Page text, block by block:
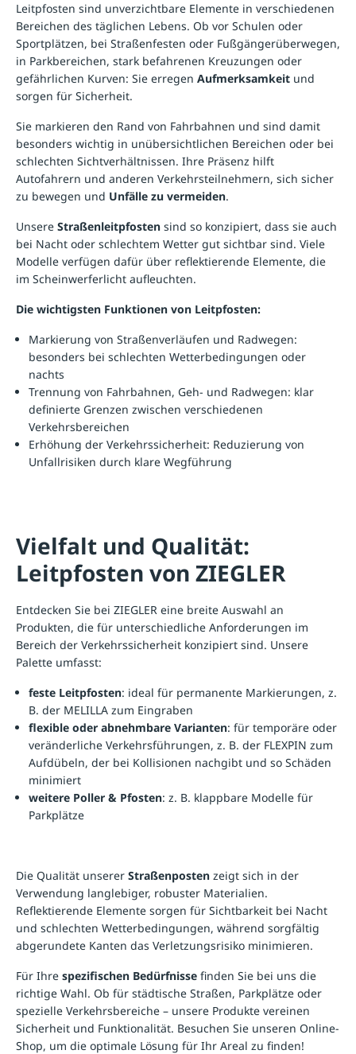
Leitpfosten sind unverzichtbare Elemente in verschiedenen
Bereichen des täglichen Lebens. Ob vor Schulen oder
Sportplätzen, bei Straßenfesten oder Fußgängerüberwegen,
in Parkbereichen, stark befahrenen Kreuzungen oder
gefährlichen Kurven: Sie erregen Aufmerksamkeit und
sorgen für Sicherheit.
Sie markieren den Rand von Fahrbahnen und sind damit
besonders wichtig in unübersichtlichen Bereichen oder bei
schlechten Sichtverhältnissen. Ihre Präsenz hilft
Autofahrern und anderen Verkehrsteilnehmern, sich sicher
zu bewegen und Unfälle zu vermeiden.
Unsere Straßenleitpfosten sind so konzipiert, dass sie auch
bei Nacht oder schlechtem Wetter gut sichtbar sind. Viele
Modelle verfügen dafür über reflektierende Elemente, die
im Scheinwerferlicht aufleuchten.
Die wichtigsten Funktionen von Leitpfosten:
Markierung von Straßenverläufen und Radwegen:
besonders bei schlechten Wetterbedingungen oder
nachts
Trennung von Fahrbahnen, Geh- und Radwegen: klar
definierte Grenzen zwischen verschiedenen
Verkehrsbereichen
Erhöhung der Verkehrssicherheit: Reduzierung von
Unfallrisiken durch klare Wegführung
Vielfalt und Qualität:
Leitpfosten von ZIEGLER
Entdecken Sie bei ZIEGLER eine breite Auswahl an
Produkten, die für unterschiedliche Anforderungen im
Bereich der Verkehrssicherheit konzipiert sind. Unsere
Palette umfasst:
feste Leitpfosten: ideal für permanente Markierungen, z.
B. der MELILLA zum Eingraben
flexible oder abnehmbare Varianten: für temporäre oder
veränderliche Verkehrsführungen, z. B. der FLEXPIN zum
Aufdübeln, der bei Kollisionen nachgibt und so Schäden
minimiert
weitere Poller & Pfosten: z. B. klappbare Modelle für
Parkplätze
Die Qualität unserer Straßenposten zeigt sich in der
Verwendung langlebiger, robuster Materialien.
Reflektierende Elemente sorgen für Sichtbarkeit bei Nacht
und schlechten Wetterbedingungen, während sorgfältig
abgerundete Kanten das Verletzungsrisiko minimieren.
Für Ihre spezifischen Bedürfnisse finden Sie bei uns die
richtige Wahl. Ob für städtische Straßen, Parkplätze oder
spezielle Verkehrsbereiche – unsere Produkte vereinen
Sicherheit und Funktionalität. Besuchen Sie unseren Online-
Shop, um die optimale Lösung für Ihr Areal zu finden!